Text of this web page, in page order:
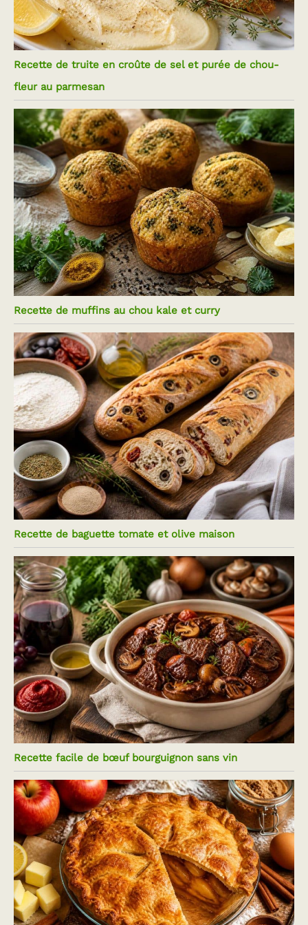
Recette de truite en croûte de sel et purée de chou-
fleur au parmesan
Recette de muffins au chou kale et curry
Recette de baguette tomate et olive maison
Recette facile de bœuf bourguignon sans vin